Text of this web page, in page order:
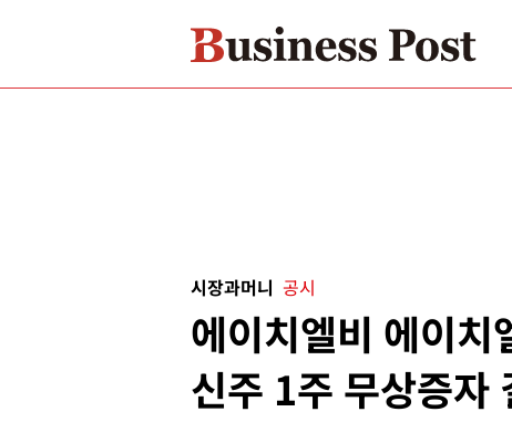
시장과머니 공시
에이치엘비 에이
신주 1주 무상증자